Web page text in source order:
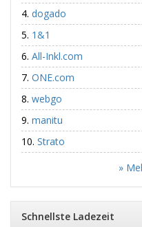
dogado
1&1
All-Inkl.com
ONE.com
webgo
manitu
Strato
»
Schnellste Ladezeit